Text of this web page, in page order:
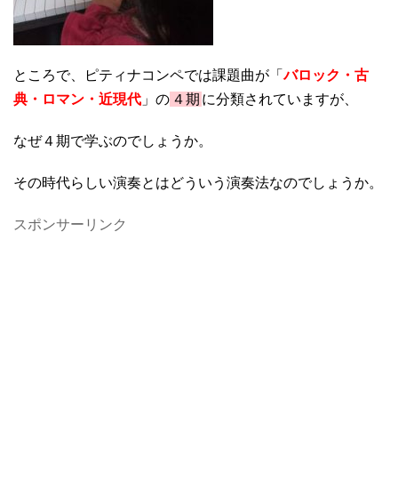
ところで、ピティナコンペでは課題曲が「バロック・古
典・ロマン・近現代 」の ４期 に分類されていますが、
なぜ４期で学ぶのでしょうか。
その時代らしい演奏とはどういう演奏法なのでしょうか。
スポンサーリンク